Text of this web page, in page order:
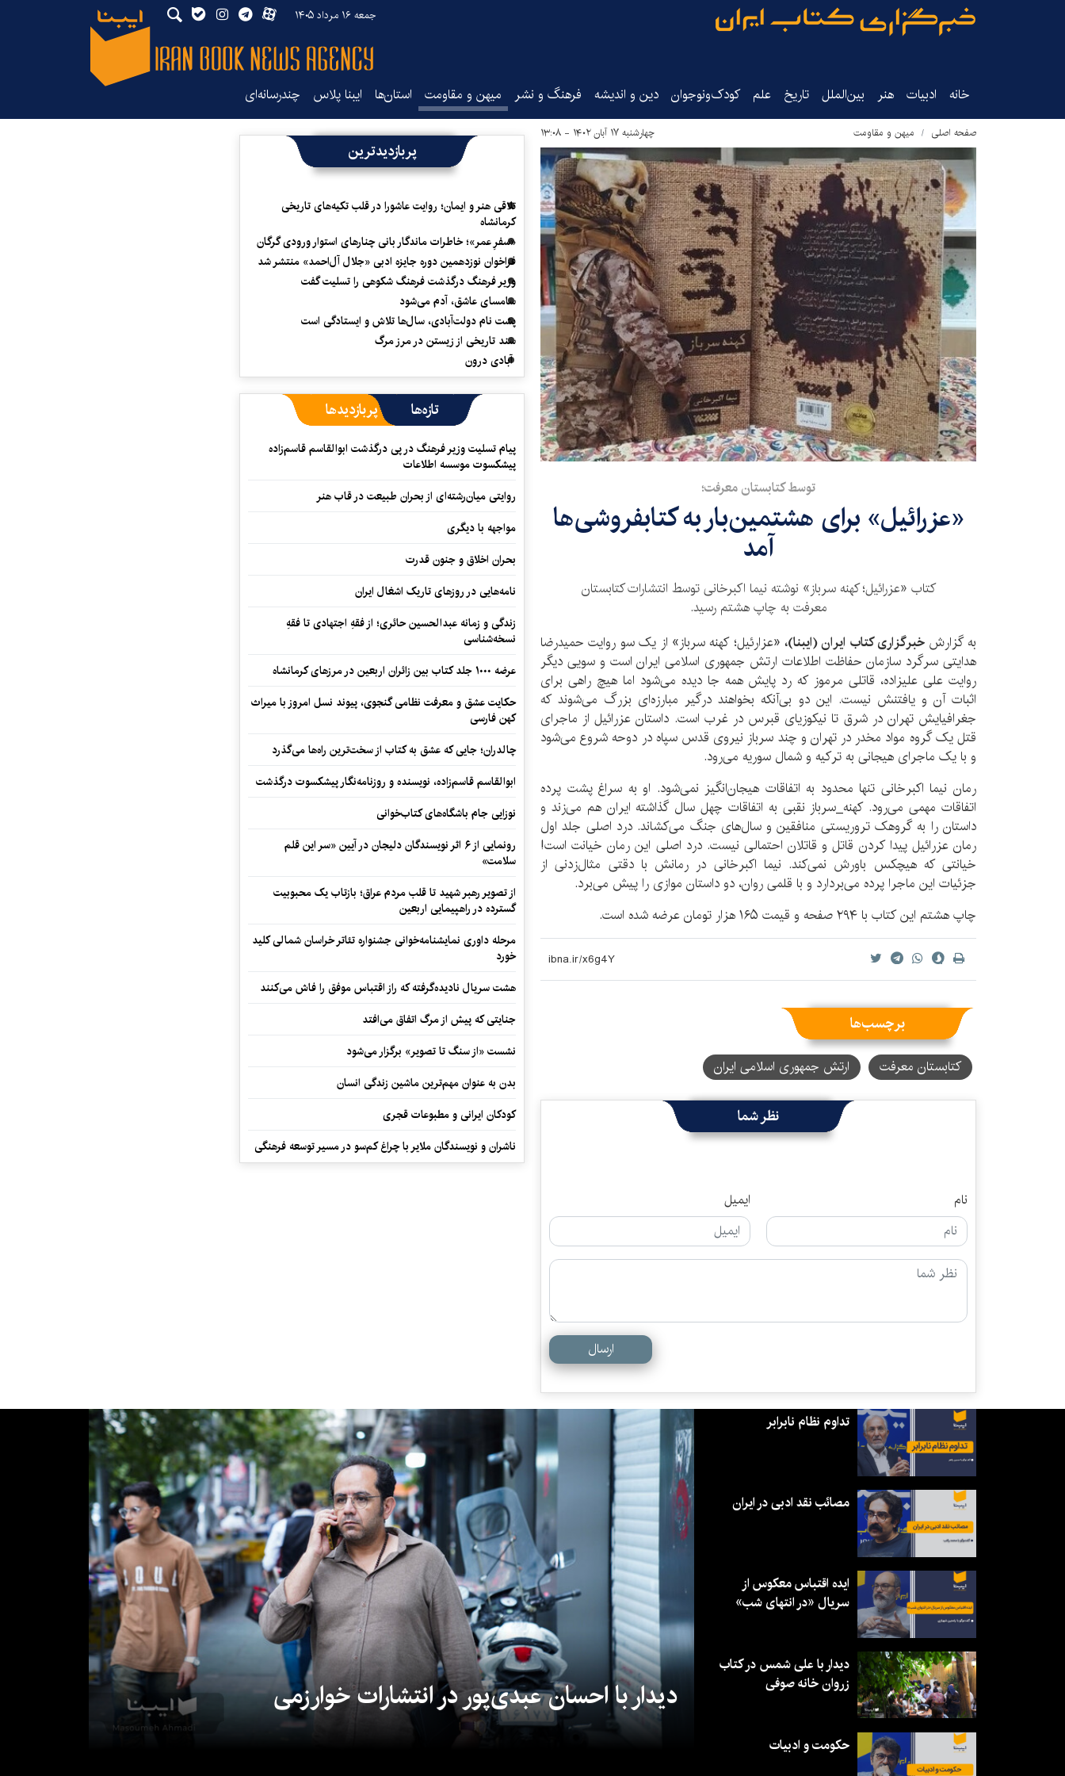
جمعه ۱۶ مرداد ۱۴۰۵
خانه ادبیات هنر بین‌الملل تاریخ‌ علم کودک‌ونوجوان دین و اندیشه فرهنگ و نشر میهن و مقاومت استان‌ها ایبنا پلاس چندرسانه‌ای
صفحه اصلی میهن و مقاومت چهارشنبه ۱۷ آبان ۱۴۰۲ - ۱۳:۰۸
توسط کتابستان معرفت؛
«عزرائیل» برای هشتمین‌بار به کتابفروشی‌ها
آمد
کتاب «عزرائیل؛ کهنه سرباز» نوشته نیما اکبرخانی توسط انتشارات کتابستان
معرفت به چاپ هشتم رسید.
به گزارش خبرگزاری کتاب ایران (ایبنا)،«عزارئیل؛ کهنه سرباز» از یک سو روایت حمیدرضا
هدایتی سرگرد سازمان حفاظت اطلاعات ارتش جمهوری اسلامی ایران است و سویی دیگر
روایت علی علیزاده، قاتلی مرموز که رد پایش همه جا دیده می‌شود اما هیچ راهی برای
اثبات آن و یافتنش نیست. این دو بی‌آنکه بخواهند درگیر مبارزه‌ای بزرگ می‌شوند که
جغرافیایش تهران در شرق تا نیکوزیای قبرس در غرب است. داستان عزرائیل از ماجرای
قتل یک گروه مواد مخدر در تهران و چند سرباز نیروی قدس سپاه در دوحه شروع می‌شود
و با یک ماجرای هیجانی به ترکیه و شمال سوریه می‌رود.
رمان نیما اکبرخانی تنها محدود به اتفاقات هیجان‌انگیز نمی‌شود. او به سراغ پشت پرده
اتفاقات مهمی می‌رود. کهنه_‌سرباز نقبی به اتفاقات چهل سال گذاشته ایران هم می‌زند و
داستان را به گروهک تروریستی منافقین و سال‌های جنگ می‌کشاند. درد اصلی جلد اول
رمان عزرائیل پیدا کردن قاتل و قاتلان احتمالی نیست. درد اصلی این رمان خیانت است!
خیانتی که هیچکس باورش نمی‌کند. نیما اکبرخانی در رمانش با دقتی مثال‌زدنی از
جزئیات این ماجرا پرده می‌بردارد و با قلمی روان، دو داستان موازی را پیش می‌برد.
چاپ هشتم این کتاب با ۲۹۴ صفحه و قیمت ۱۶۵ هزار تومان عرضه شده است.
برچسب‌ها
کتابستان معرفت ارتش جمهوری اسلامی ایران
نظر شما
نام ایمیل
ارسال
پربازدیدترین
تلاقی هنر و ایمان؛ روایت عاشورا در قلب تکیه‌های تاریخی
کرمانشاه
«سفرِ عمر»؛ خاطرات ماندگار بانی چنارهای استوار ورودی گرگان
فراخوان نوزدهمین دوره جایزه ادبی «جلال آل‌احمد» منتشر شد
وزیر فرهنگ درگذشت فرهنگ شکوهی را تسلیت گفت
سامسای عاشق، آدم می‌شود
پشت نام دولت‌آبادی، سال‌ها تلاش و ایستادگی است
سند تاریخی از زیستن در مرز مرگ
آبادی درون
تازه‌ها پربازدیدها
پیام تسلیت وزیر فرهنگ در پی درگذشت ابوالقاسم قاسم‌زاده
پیشکسوت موسسه اطلاعات
روایتی میان‌رشته‌ای از بحران طبیعت در قاب هنر
مواجهه با دیگری
بحران اخلاق و جنون قدرت
نامه‌هایی در روزهای تاریک اشغال ایران
زندگی و زمانه عبدالحسین حائری؛ از فقهِ اجتهادی تا فقهِ
نسخه‌شناسی
عرضه ۱۰۰۰ جلد کتاب بین زائران اربعین در مرزهای کرمانشاه
حکایت عشق و معرفت نظامی گنجوی، پیوند نسل امروز با میراث
کهن فارسی
چالدران؛ جایی که عشق به کتاب از سخت‌ترین راه‌ها می‌گذرد
ابوالقاسم قاسم‌زاده، نویسنده و روزنامه‌نگار پیشکسوت درگذشت
نوزایی جام باشگاه‌های کتاب‌خوانی
رونمایی از ۶ اثر نویسندگان دلیجان در آیین «سر این قلم
سلامت»
از تصویر رهبر شهید تا قلب مردم عراق؛ بازتاب یک محبوبیت
گسترده در راهپیمایی اربعین
مرحله داوری نمایشنامه‌خوانی جشنواره تئاتر خراسان شمالی کلید
خورد
هشت سریال نادیده‌گرفته که راز اقتباس موفق را فاش می‌کنند
جنایتی که پیش از مرگ اتفاق می‌افتد
نشست «از سنگ تا تصویر» برگزار می‌شود
بدن به عنوان مهم‌ترین ماشین زندگی انسان
کودکان ایرانی و مطبوعات قجری
ناشران و نویسندگان ملایر با چراغ کم‌سو در مسیر توسعه فرهنگی
دیدار با احسان عبدی‌پور در انتشارات خوارزمی
تداوم نظام نابرابر
مصائب نقد ادبی در ایران
ایده اقتباس معکوس از
سریال «در انتهای شب»
دیدار با علی شمس در کتاب
زروان خانه صوفی
حکومت و ادبیات